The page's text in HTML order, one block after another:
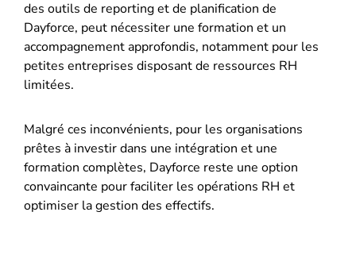
des outils de reporting et de planification de
Dayforce, peut nécessiter une formation et un
accompagnement approfondis, notamment pour les
petites entreprises disposant de ressources RH
limitées.
Malgré ces inconvénients, pour les organisations
prêtes à investir dans une intégration et une
formation complètes, Dayforce reste une option
convaincante pour faciliter les opérations RH et
optimiser la gestion des effectifs.